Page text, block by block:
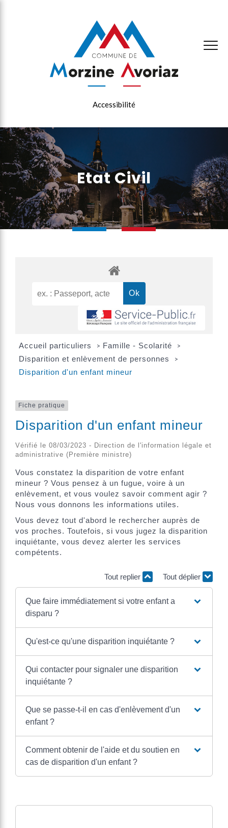
Accessibilité
Etat Civil
Accueil particuliers > Famille - Scolarité >
Disparition et enlèvement de personnes >
Disparition d'un enfant mineur
Fiche pratique
Disparition d'un enfant mineur
Vérifié le 08/03/2023 - Direction de l'information légale et
administrative (Première ministre)
Vous constatez la disparition de votre enfant
mineur ? Vous pensez à un fugue, voire à un
enlèvement, et vous voulez savoir comment agir ?
Nous vous donnons les informations utiles.
Vous devez tout d'abord le rechercher auprès de
vos proches. Toutefois, si vous jugez la disparition
inquiétante, vous devez alerter les services
compétents.
Tout replier Tout déplier
Que faire immédiatement si votre enfant a
disparu ?
Qu'est-ce qu'une disparition inquiétante ?
Qui contacter pour signaler une disparition
inquiétante ?
Que se passe-t-il en cas d'enlèvement d'un
enfant ?
Comment obtenir de l'aide et du soutien en
cas de disparition d'un enfant ?